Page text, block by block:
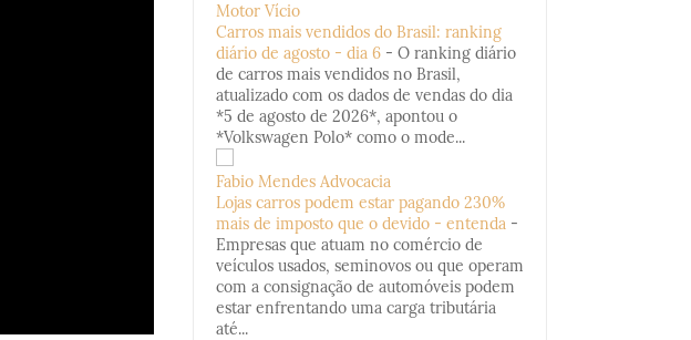
Motor Vício
Carros mais vendidos do Brasil: ranking
diário de agosto - dia 6 - O ranking diário
de carros mais vendidos no Brasil,
atualizado com os dados de vendas do dia
*5 de agosto de 2026*, apontou o
*Volkswagen Polo* como o mode...
Fabio Mendes Advocacia
Lojas carros podem estar pagando 230%
mais de imposto que o devido - entenda -
Empresas que atuam no comércio de
veículos usados, seminovos ou que operam
com a consignação de automóveis podem
estar enfrentando uma carga tributária
até...